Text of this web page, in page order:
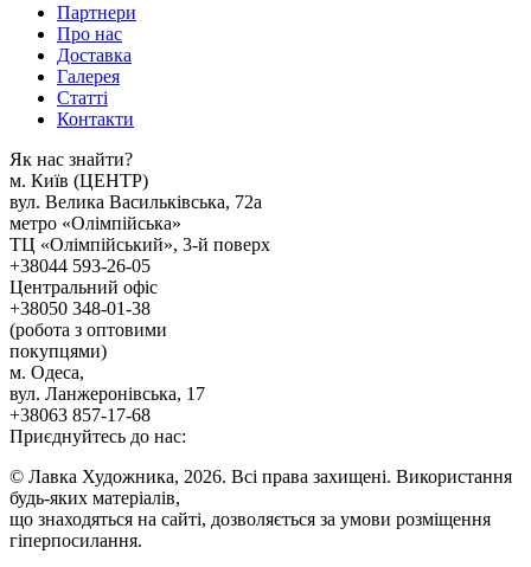
Партнери
Про нас
Доставка
Галерея
Статтi
Контакти
Як наc знайти?
м. Киïв (ЦЕНТР)
вул. Велика Васильківська, 72а
метро «Олімпійська»
ТЦ «Олімпійський», 3-й поверх
+38044 593-26-05
Центральний офіс
+38050 348-01-38
(робота з оптовими
покупцями)
м. Одеса,
вул. Ланжеронівська, 17
+38063 857-17-68
Приєднуйтесь до нас:
© Лавка Художника, 2026. Всі права захищені. Використання
будь-яких матеріалів,
що знаходяться на сайті, дозволяється за умови розміщення
гіперпосилання.